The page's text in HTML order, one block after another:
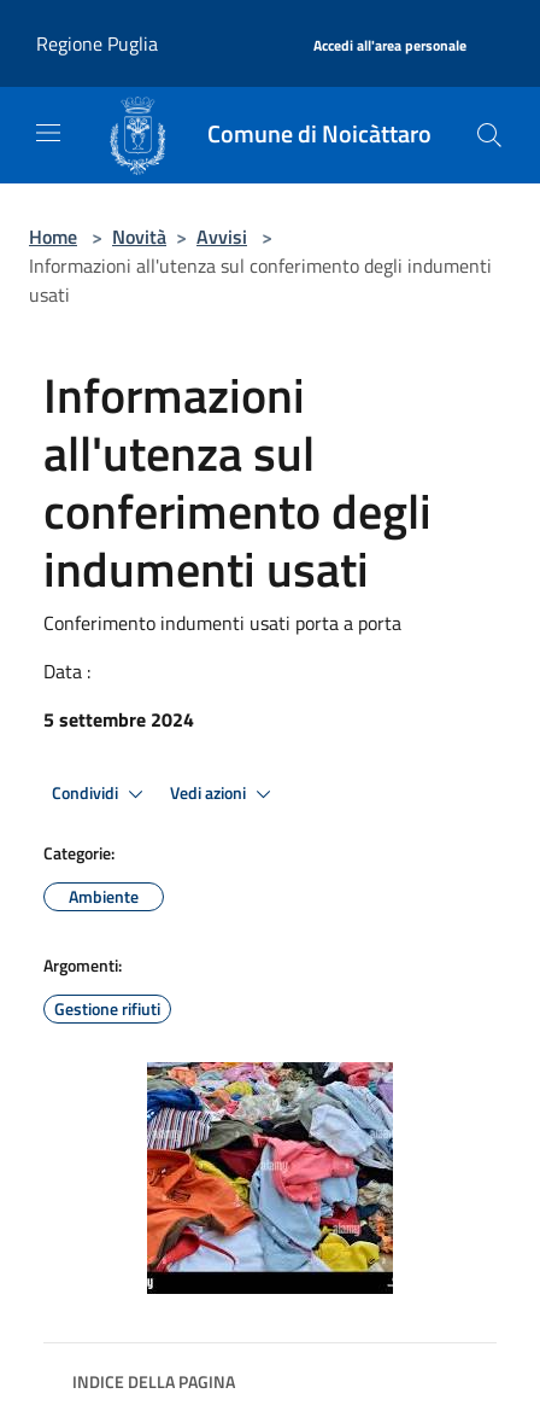
Regione Puglia
Accedi all'area personale
Comune di Noicàttaro
Home > Novità > Avvisi >
Informazioni all'utenza sul conferimento degli indumenti
usati
Informazioni
all'utenza sul
conferimento degli
indumenti usati
Conferimento indumenti usati porta a porta
Data :
5 settembre 2024
Condividi Vedi azioni
Categorie:
Ambiente
Argomenti:
Gestione rifiuti
INDICE DELLA PAGINA